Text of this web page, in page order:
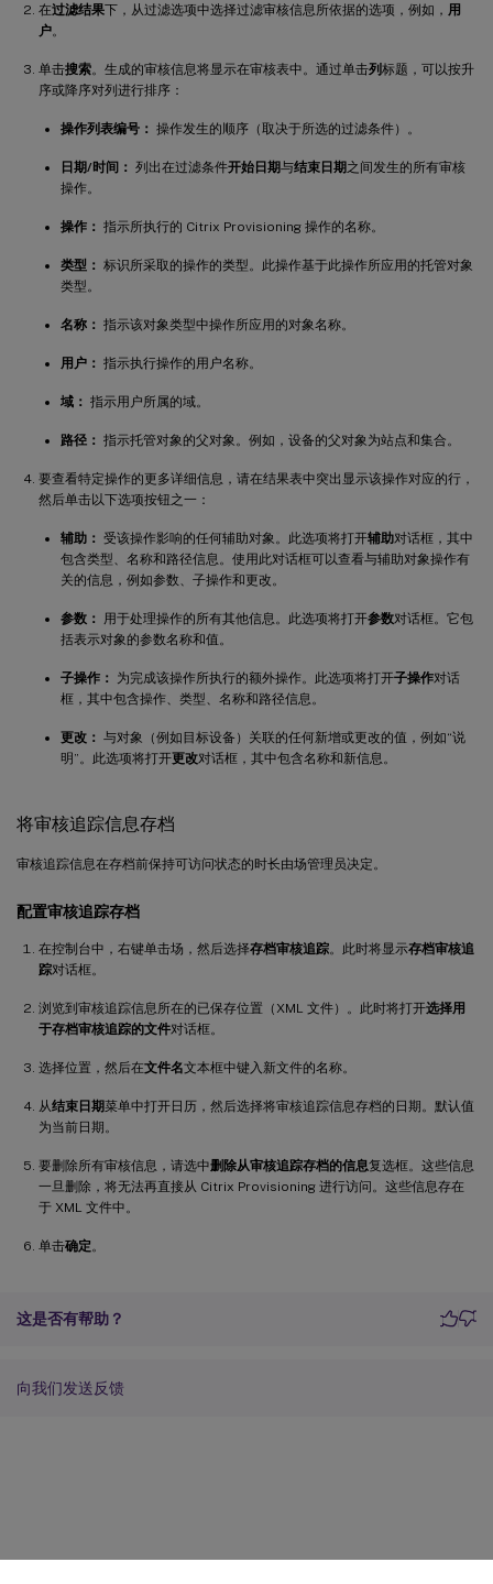
在过滤结果下，从过滤选项中选择过滤审核信息所依据的选项，例如， 用
户。
单击搜索。生成的审核信息将显示在审核表中。通过单击列标题，可以按升
序或降序对列进行排序：
操作列表编号： 操作发生的顺序（取决于所选的过滤条件）。
日期/时间： 列出在过滤条件开始日期与结束日期之间发生的所有审核
操作。
操作： 指示所执行的 Citrix Provisioning 操作的名称。
类型： 标识所采取的操作的类型。此操作基于此操作所应用的托管对象
类型。
名称： 指示该对象类型中操作所应用的对象名称。
用户： 指示执行操作的用户名称。
域： 指示用户所属的域。
路径： 指示托管对象的父对象。例如，设备的父对象为站点和集合。
要查看特定操作的更多详细信息，请在结果表中突出显示该操作对应的行，
然后单击以下选项按钮之一：
辅助： 受该操作影响的任何辅助对象。此选项将打开辅助对话框，其中
包含类型、名称和路径信息。使用此对话框可以查看与辅助对象操作有
关的信息，例如参数、子操作和更改。
参数： 用于处理操作的所有其他信息。此选项将打开参数对话框。它包
括表示对象的参数名称和值。
子操作： 为完成该操作所执行的额外操作。此选项将打开子操作对话
框，其中包含操作、类型、名称和路径信息。
更改： 与对象（例如目标设备）关联的任何新增或更改的值，例如“说
明”。此选项将打开更改对话框，其中包含名称和新信息。
将审核追踪信息存档
审核追踪信息在存档前保持可访问状态的时长由场管理员决定。
配置审核追踪存档
在控制台中，右键单击场，然后选择存档审核追踪。此时将显示存档审核追
踪对话框。
浏览到审核追踪信息所在的已保存位置（XML 文件）。此时将打开选择用
于存档审核追踪的文件对话框。
选择位置，然后在文件名文本框中键入新文件的名称。
从结束日期菜单中打开日历，然后选择将审核追踪信息存档的日期。默认值
为当前日期。
要删除所有审核信息，请选中删除从审核追踪存档的信息复选框。这些信息
一旦删除，将无法再直接从 Citrix Provisioning 进行访问。这些信息存在
于 XML 文件中。
单击确定 。
这是否有帮助？
向我们发送反馈